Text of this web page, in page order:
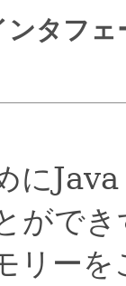
ンタフ
に
がで
リー